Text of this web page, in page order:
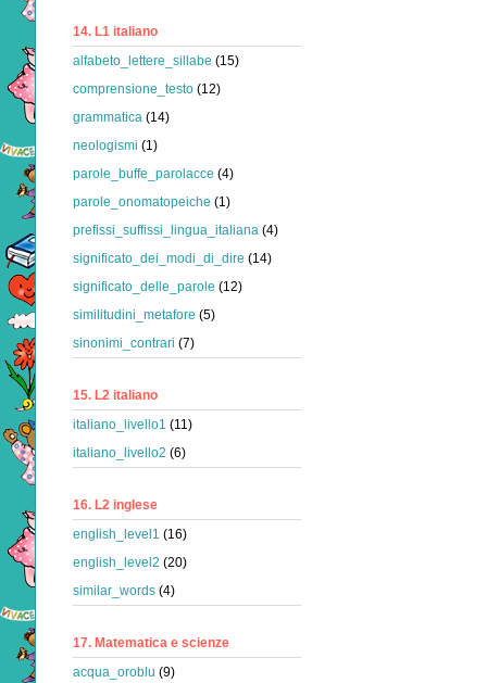
14. L1 italiano
alfabeto_lettere_sillabe (15)
comprensione_testo (12)
grammatica (14)
neologismi (1)
parole_buffe_parolacce (4)
parole_onomatopeiche (1)
prefissi_suffissi_lingua_italiana (4)
significato_dei_modi_di_dire (14)
significato_delle_parole (12)
similitudini_metafore (5)
sinonimi_contrari (7)
15. L2 italiano
italiano_livello1 (11)
italiano_livello2 (6)
16. L2 inglese
english_level1 (16)
english_level2 (20)
similar_words (4)
17. Matematica e scienze
acqua_oroblu (9)